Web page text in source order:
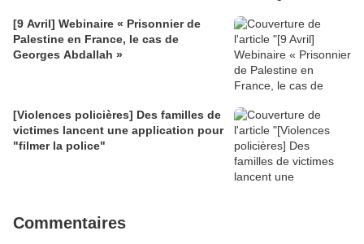
[9 Avril] Webinaire « Prisonnier de
Palestine en France, le cas de
Georges Abdallah »
[Violences policières] Des familles de
victimes lancent une application pour
"filmer la police"
Commentaires